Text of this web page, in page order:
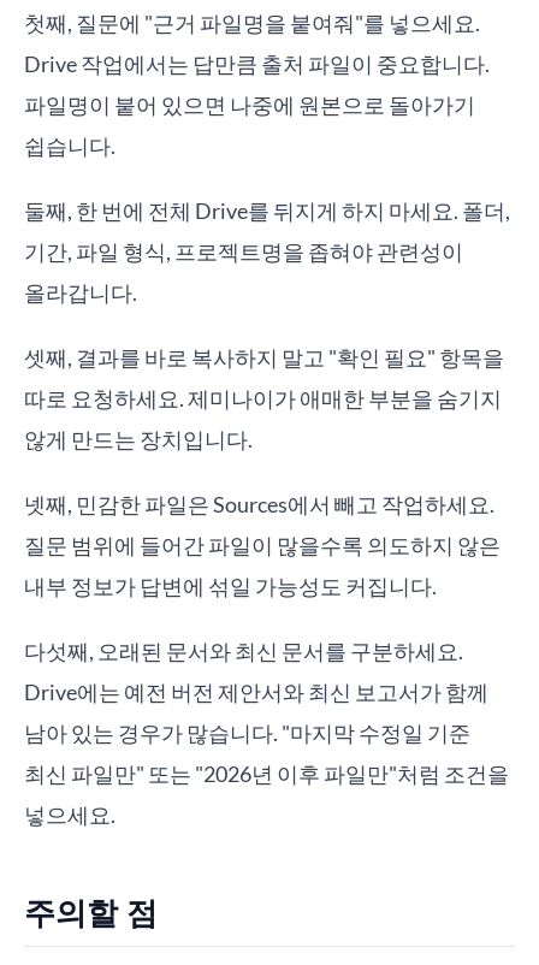
첫째, 질문에 "근거 파일명을 붙여줘"를 넣으세요.
Drive 작업에서는 답만큼 출처 파일이 중요합니다.
파일명이 붙어 있으면 나중에 원본으로 돌아가기
쉽습니다.
둘째, 한 번에 전체 Drive를 뒤지게 하지 마세요. 폴더,
기간, 파일 형식, 프로젝트명을 좁혀야 관련성이
올라갑니다.
셋째, 결과를 바로 복사하지 말고 "확인 필요" 항목을
따로 요청하세요. 제미나이가 애매한 부분을 숨기지
않게 만드는 장치입니다.
넷째, 민감한 파일은 Sources에서 빼고 작업하세요.
질문 범위에 들어간 파일이 많을수록 의도하지 않은
내부 정보가 답변에 섞일 가능성도 커집니다.
다섯째, 오래된 문서와 최신 문서를 구분하세요.
Drive에는 예전 버전 제안서와 최신 보고서가 함께
남아 있는 경우가 많습니다. "마지막 수정일 기준
최신 파일만" 또는 "2026년 이후 파일만"처럼 조건을
넣으세요.
주의할 점